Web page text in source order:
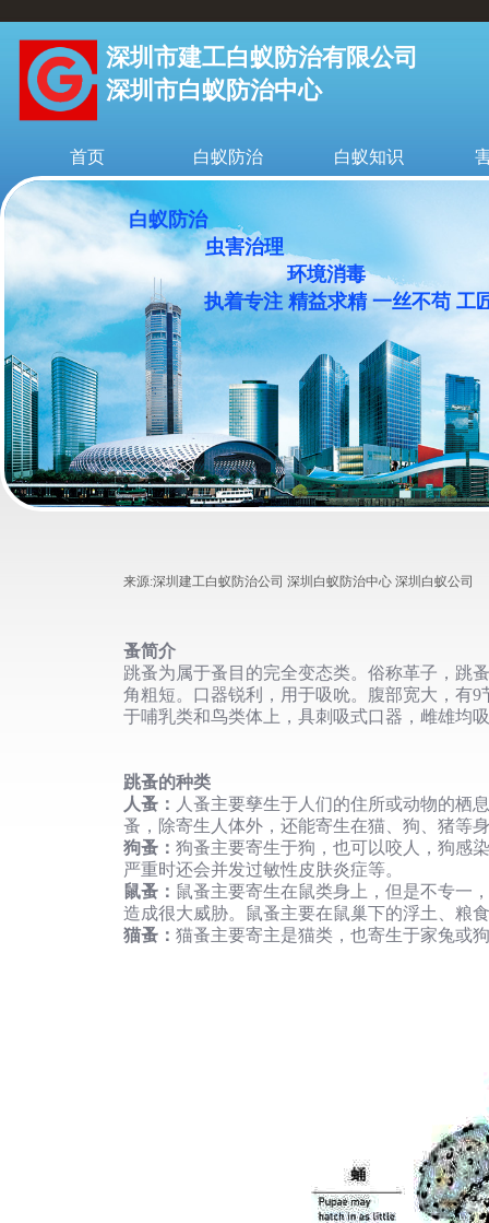
首页 白蚁防治 白蚁知识
深圳市建工白蚁防治有限公司
深圳市白蚁防治中心
白蚁防治
虫害治理
环境消毒
执着专注 精益求精 一丝不苟 工
来源:深圳建工白蚁防治公司 深圳白蚁防治中心 深圳白蚁公司
蚤简介
跳蚤为属于蚤目的完全变态类。俗称革子，跳
角粗短。口器锐利，用于吸吮。腹部宽大，有
于哺乳类和鸟类体上，具刺吸式口器，雌雄均
跳蚤的种类
人蚤 ： 人蚤主要孳生于人们的住所或动物的栖
蚤，除寄生人体外，还能寄生在猫、狗、猪等
狗蚤 ： 狗蚤主要寄生于狗，也可以咬人，狗感
严重时还会并发过敏性皮肤炎症等。
鼠蚤 ： 鼠蚤主要寄生在鼠类身上，但是不专一
造成很大威胁。鼠蚤主要在鼠巢下的浮土、粮
猫蚤 ： 猫蚤主要寄主是猫类，也寄生于家兔或